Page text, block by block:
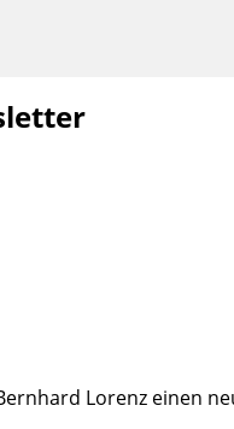
Lorenz einen